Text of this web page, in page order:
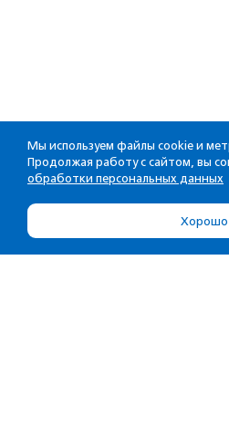
Мы используем файлы cookie и
Продолжая работу с сайтом, вы
обработки персональных данных
Хорошо